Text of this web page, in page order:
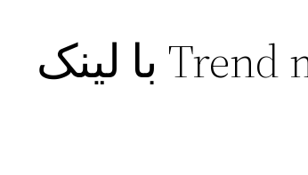
فیلترشکن Trend micro vpn با لینک